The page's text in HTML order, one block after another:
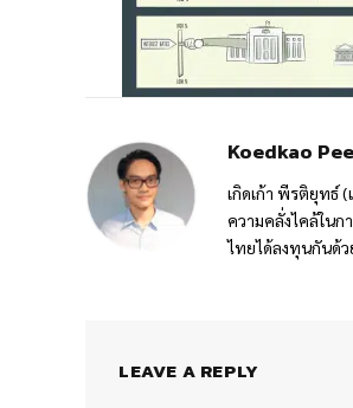
Koedkao
เกิดเก้า พีรติยุทธ์
ความคลั่งไคล้ใน
ไทยได้ลงทุนกันด้
LEAVE A REPLY